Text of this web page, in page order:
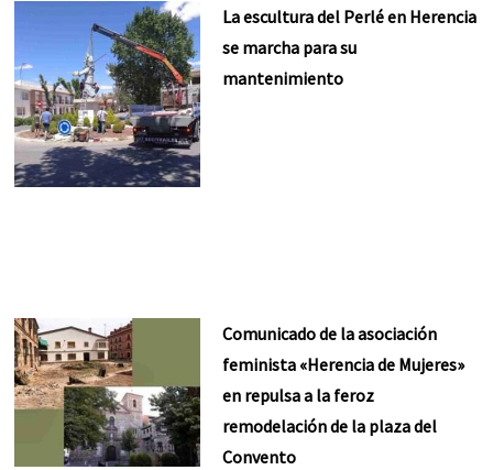
La escultura del Perlé en Herencia
se marcha para su
mantenimiento
Comunicado de la asociación
feminista «Herencia de Mujeres»
en repulsa a la feroz
remodelación de la plaza del
Convento